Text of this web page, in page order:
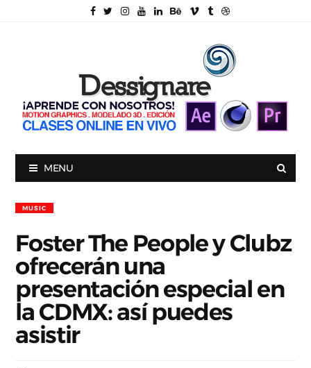
MENU
MUSIC
Foster The People y Clubz
ofrecerán una
presentación especial en
la CDMX: así puedes
asistir